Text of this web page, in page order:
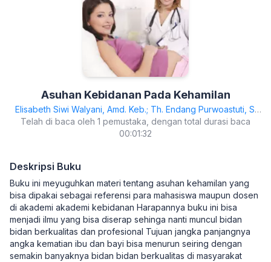
Asuhan Kebidanan Pada Kehamilan
Elisabeth Siwi Walyani, Amd. Keb.; Th. Endang Purwoastuti, S.
Pd, APP.
Telah di baca oleh 1 pemustaka, dengan total durasi baca
00:01:32
Deskripsi Buku
Buku ini meyuguhkan materi tentang asuhan kehamilan yang
bisa dipakai sebagai referensi para mahasiswa maupun dosen
di akademi akademi kebidanan Harapannya buku ini bisa
menjadi ilmu yang bisa diserap sehinga nanti muncul bidan
bidan berkualitas dan profesional Tujuan jangka panjangnya
angka kematian ibu dan bayi bisa menurun seiring dengan
semakin banyaknya bidan bidan berkualitas di masyarakat